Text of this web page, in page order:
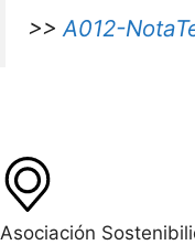
>>A012-
Asociación